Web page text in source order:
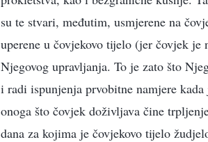
su te stvari, međutim, usmjerene na
uperene u čovjekovo tijelo (jer čovjek je
Njegovog upravljanja. To je zato što
i radi ispunjenja prvobitne namjere
onoga što čovjek doživljava čine
dana za kojima je čovjekovo tijelo